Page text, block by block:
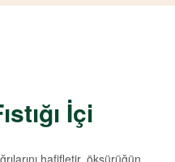
İçi
hafifletir, öksürüğün